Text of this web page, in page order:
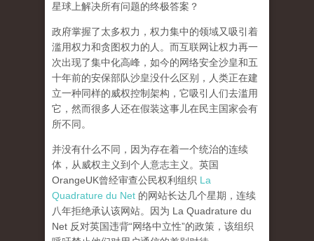
星球上解决所有问题的终极答案？
政府掌握了太多权力，权力集中的领域又吸引着
滥用权力和贪图权力的人。而互联网让权力再一
次出现了集中化高峰， 如今的网络安全沙皇和五
十年前的安保部队沙皇没什么区别，人类正在建
立一种同样的威权控制架构，它吸引人们去滥用
它，然而很多人还在假装这事儿在民主国家会有
所不同。
并没有什么不同，因为存在着一个统治的连续
体，从威权主义到个人意志主义。英国
OrangeUK曾经审查公民权利组织 La
Quadrature du Net 的网站长达几个星期，连续
八年拒绝承认该网站。因为 La Quadrature du
Net 反对英国违背“网络中立性”的政策，该组织